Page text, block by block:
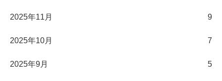
2025年11月 9
2025年10月 7
2025年9月 5